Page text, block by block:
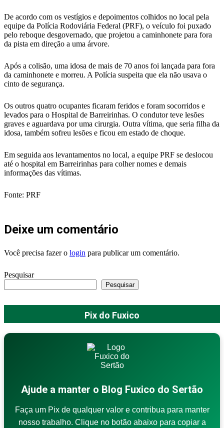
De acordo com os vestígios e depoimentos colhidos no local pela
equipe da Polícia Rodoviária Federal (PRF), o veículo foi puxado
pelo reboque desgovernado, que projetou a caminhonete para fora
da pista em direção a uma árvore.
Após a colisão, uma idosa de mais de 70 anos foi lançada para fora
da caminhonete e morreu. A Polícia suspeita que ela não usava o
cinto de segurança.
Os outros quatro ocupantes ficaram feridos e foram socorridos e
levados para o Hospital de Barreirinhas. O condutor teve lesões
graves e aguardava por uma cirurgia. Outra vítima, que seria filha da
idosa, também sofreu lesões e ficou em estado de choque.
Em seguida aos levantamentos no local, a equipe PRF se deslocou
até o hospital em Barreirinhas para colher nomes e demais
informações das vítimas.
Fonte: PRF
Deixe um comentário
Você precisa fazer o login para publicar um comentário.
Pesquisar
Pesquisar
Pix do Fuxico
Ajude a manter o Blog Fuxico do Sertão
Faça um Pix de qualquer valor e contribua para manter
nosso trabalho. Clique no botão abaixo para copiar a